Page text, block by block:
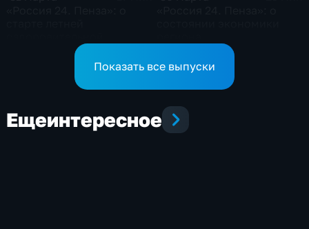
Показать все выпуски
Ещеинтересное